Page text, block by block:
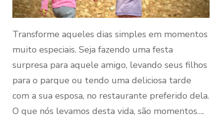
Transforme aqueles dias simples em momentos
muito especiais. Seja fazendo uma festa
surpresa para aquele amigo, levando seus filhos
para o parque ou tendo uma deliciosa tarde
com a sua esposa, no restaurante preferido dela.
O que nós levamos desta vida, são momentos….